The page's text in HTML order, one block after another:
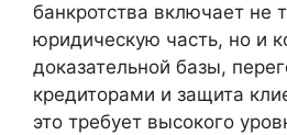
банкротства включает не
юридическую часть, но и
доказательной базы,
кредиторами и защита
это требует высокого